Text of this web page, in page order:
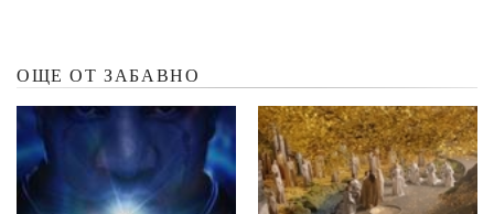
ОЩЕ ОТ ЗАБАВНО